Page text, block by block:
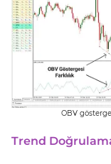
OBV
Trend